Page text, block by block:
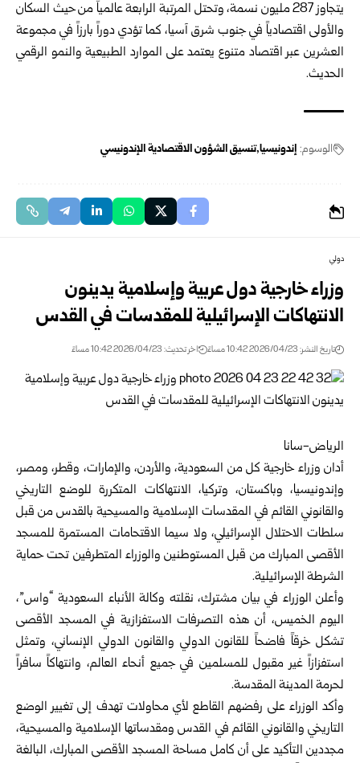
يتجاوز 287 مليون نسمة، وتحتل المرتبة الرابعة عالمياً من حيث السكان
والأولى اقتصادياً في جنوب شرق آسيا، كما تؤدي دوراً بارزاً في مجموعة
العشرين عبر اقتصاد متنوع يعتمد على الموارد الطبيعية والنمو الرقمي
الحديث.
الوسوم: إندونيسيا تنسيق الشؤون الاقتصادية الإندونيسي
دولي
وزراء خارجية دول عربية وإسلامية يدينون
الانتهاكات الإسرائيلية للمقدسات في القدس
تاريخ النشر: 2026/04/23 10:42 مساءً اخر تحديث: 2026/04/23 10:42 مساءً
الرياض-سانا
أدان وزراء خارجية كل من السعودية، والأردن، والإمارات، وقطر، ومصر،
وإندونيسيا، وباكستان، وتركيا، الانتهاكات المتكررة للوضع التاريخي
والقانوني القائم في المقدسات الإسلامية والمسيحية بالقدس من قبل
سلطات الاحتلال الإسرائيلي، ولا سيما الاقتحامات المستمرة للمسجد
الأقصى المبارك من قبل المستوطنين والوزراء المتطرفين تحت حماية
الشرطة الإسرائيلية.
وأعلن الوزراء في بيان مشترك، نقلته وكالة الأنباء السعودية “واس”،
اليوم الخميس، أن هذه التصرفات الاستفزازية في المسجد الأقصى
تشكل خرقاً فاضحاً للقانون الدولي والقانون الدولي الإنساني، وتمثل
استفزازاً غير مقبول للمسلمين في جميع أنحاء العالم، وانتهاكاً سافراً
لحرمة المدينة المقدسة.
وأكد الوزراء على رفضهم القاطع لأي محاولات تهدف إلى تغيير الوضع
التاريخي والقانوني القائم في القدس ومقدساتها الإسلامية والمسيحية،
مجددين التأكيد على أن كامل مساحة المسجد الأقصى المبارك، البالغة